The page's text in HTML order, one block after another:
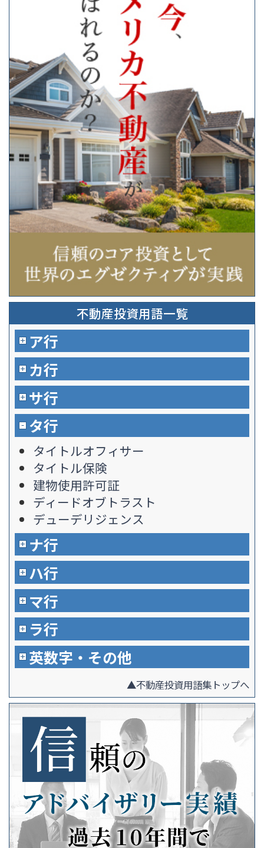
不動産投資用語一覧
ア行
カ行
サ行
タ行
タイトルオフィサー
タイトル保険
建物使用許可証
ディードオブトラスト
デューデリジェンス
ナ行
ハ行
マ行
ラ行
英数字・その他
▲不動産投資用語集トップへ